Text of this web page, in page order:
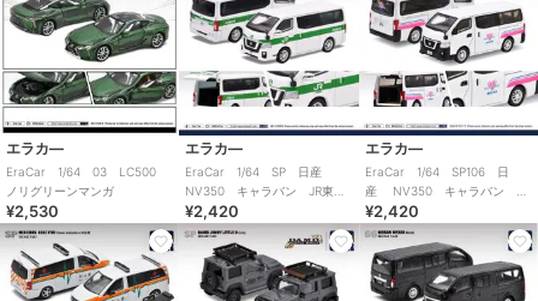
エラカ―
EraCar 1/64 03 LC500
ノリグリーンマンガ
¥2,530
エラカ―
EraCar 1/64 SP 日産
NV350 キャラバン JR東日
本 土浦運輸区 業務用自動
車
¥2,420
エラカ―
EraCar 1/64 SP106 日
産 NV350 キャラバン ホ
ワイト急便 ホワイト
¥2,420